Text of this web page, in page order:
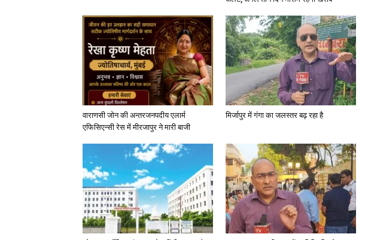
वाराणसी जोन की अन्तरजनपदीय एलार्म
एफिसिएन्सी रेस में मीरजापुर ने मारी बाजी
मिर्जापुर में गंगा का जलस्तर बढ़ रहा है